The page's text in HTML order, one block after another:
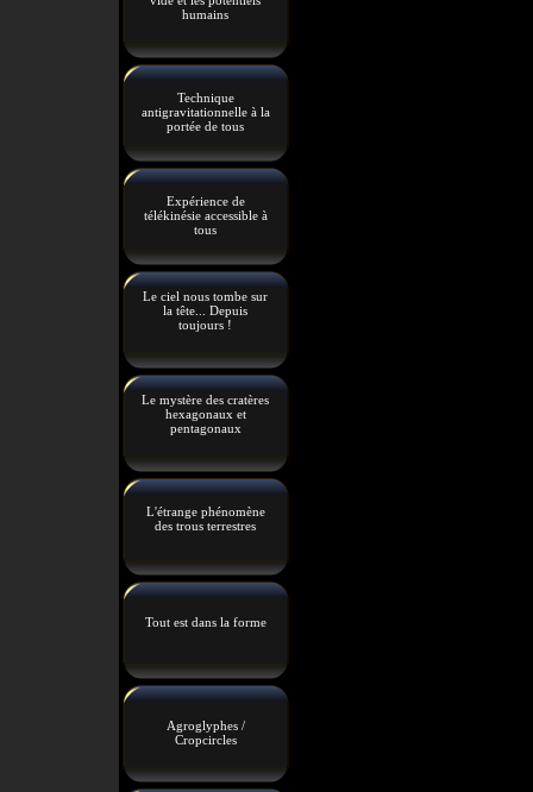
humains
Technique
antigravitationnelle à la
portée de tous
Expérience de
télékinésie accessible à
tous
Le ciel nous tombe sur
la tête... Depuis
toujours !
Le mystère des cratères
hexagonaux et
pentagonaux
L'étrange phénomène
des trous terrestres
Tout est dans la forme
Agroglyphes /
Cropcircles